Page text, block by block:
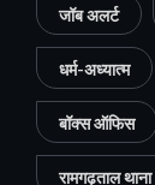
जॉब अलर्ट
धर्म-अध्यात्म
बॉक्स ऑफिस
रामगढ़ताल थाना